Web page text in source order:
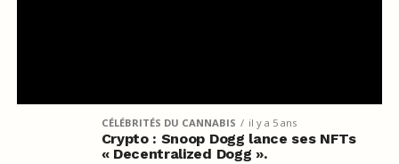
CÉLÉBRITÉS DU CANNABIS il y a 5 ans
Crypto : Snoop Dogg lance ses NFTs
« Decentralized Dogg ».